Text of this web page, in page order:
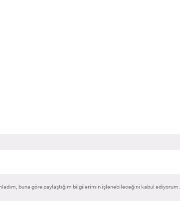
buna göre paylaştığım bilgilerimin işlenebileceğini kabul ediyorum.